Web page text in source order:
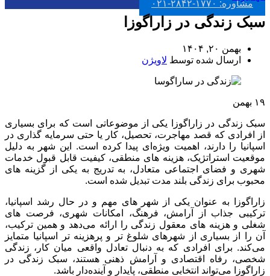
مشاوره: ۱۷۷۰-۲۸۴۲-۰۲۱
سبک زندگی در زاراگوزا
بهمن ۲۰, ۱۴۰۴
ارسال شده توسط لاویژن
۱۹ بهمن
سبک زندگی در زاراگوزا یکی از موضوعاتی است که برای بسیاری
از افرادی که قصد مهاجرت، تحصیل، کار یا حتی سرمایه ‌گذاری در
اسپانیا را دارند، اهمیت ویژه‌ای پیدا کرده است. این شهر به دلیل
موقعیت استراتژیک، هزینه‌ های منطقی، کیفیت قابل ‌قبول خدمات
شهری و فضای اجتماعی متعادل، به ‌تدریج به یکی از گزینه‌ های
محبوب برای زندگی بلند مدت تبدیل شده است.
زاراگوزا به‌ عنوان یکی از شهر های مهم و در حال رشد اسپانیا،
ترکیبی جذاب از آرامش، فرهنگ، امکانات شهری، فرصت ‌های
شغلی و هزینه ‌های معقول زندگی را ارائه می‌دهد و همین ترکیب،
آن را از بسیاری از شهرهای شلوغ ‌تر و پرهزینه ‌تر اسپانیا متمایز
می‌کند. برای افرادی که به دنبال تعادل واقعی میان کار، زندگی
شخصی، رفاه اقتصادی و آرامش ذهنی هستند، سبک زندگی در
زاراگوزا می‌تواند انتخابی منطقی، پایدار و آینده‌دار باشد.